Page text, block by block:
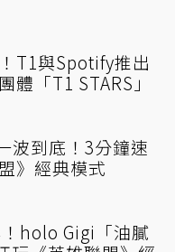
T1與Spotify推出
體「T1 STARS」
波到底！3分鐘速
》經典模式
holo Gigi「油膩